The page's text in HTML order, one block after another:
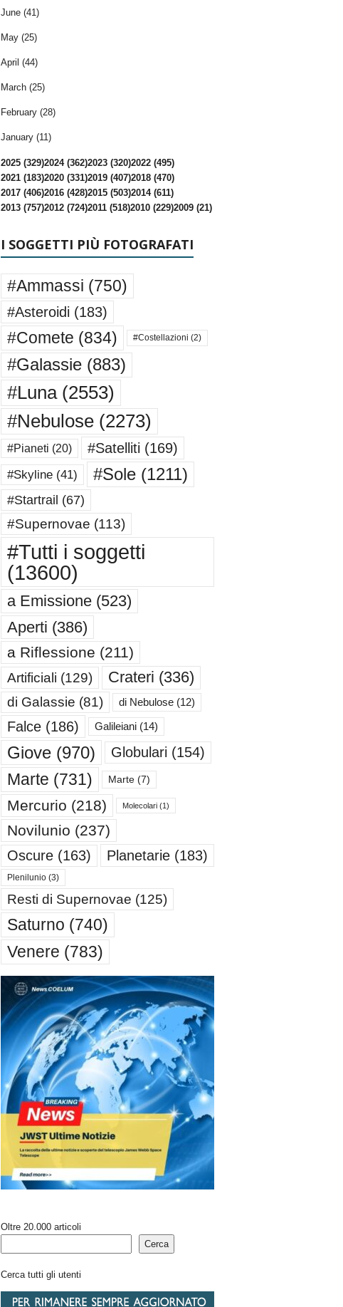
June (41)
May (25)
April (44)
March (25)
February (28)
January (11)
2025 (329)2024 (362)2023 (320)2022 (495)
2021 (183)2020 (331)2019 (407)2018 (470)
2017 (406)2016 (428)2015 (503)2014 (611)
2013 (757)2012 (724)2011 (518)2010 (229)2009 (21)
I SOGGETTI PIÙ FOTOGRAFATI
#Ammassi (750)
#Asteroidi (183)
#Comete (834) #Costellazioni (2)
#Galassie(883)
#Luna(2553)
#Nebulose(2273)
#Pianeti (20) #Satelliti (169)
#Skyline(41) #Sole(1211)
#Startrail (67)
#Supernovae (113)
#Tutti i soggetti
(13600)
a Emissione(523)
Aperti (386)
a Riflessione (211)
Artificiali (129) Crateri (336)
di Galassie (81) di Nebulose(12)
Falce(186) Galileiani(14)
Giove(970) Globulari (154)
Marte (731) Marte(7)
Mercurio (218) Molecolari(1)
Novilunio (237)
Oscure(163) Planetarie(183)
Plenilunio(3)
Resti di Supernovae (125)
Saturno (740)
Venere (783)
Oltre 20.000 articoli
Cerca
Cerca tutti gli utenti